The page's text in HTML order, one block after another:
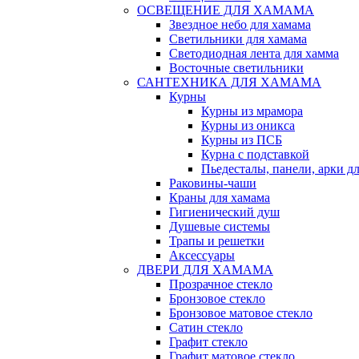
ОСВЕЩЕНИЕ ДЛЯ ХАМАМА
Звездное небо для хамама
Светильники для хамама
Светодиодная лента для хамма
Восточные светильники
САНТЕХНИКА ДЛЯ ХАМАМА
Курны
Курны из мрамора
Курны из оникса
Курны из ПСБ
Курна с подставкой
Пьедесталы, панели, арки
Раковины-чаши
Краны для хамама
Гигиенический душ
Душевые системы
Трапы и решетки
Аксессуары
ДВЕРИ ДЛЯ ХАМАМА
Прозрачное стекло
Бронзовое стекло
Бронзовое матовое стекло
Сатин стекло
Графит стекло